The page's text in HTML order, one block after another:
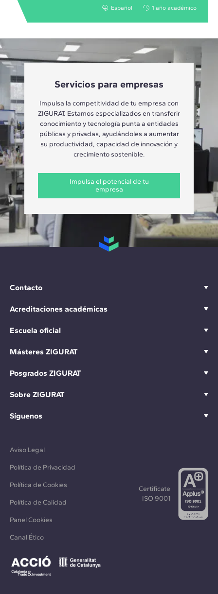
Español 1 año académico
Servicios para empresas
Impulsa la competitividad de tu empresa con
ZIGURAT. Estamos especializados en transferir
conocimiento y tecnología punta a entidades
públicas y privadas, ayudándoles a aumentar
su productividad, capacidad de innovación y
crecimiento sostenible.
Impulsa el potencial de tu
empresa
Contacto
Acreditaciones académicas
Escuela oficial
Másteres ZIGURAT
Posgrados ZIGURAT
Sobre ZIGURAT
Síguenos
Aviso Legal
Política de Privacidad
Política de Cookies
Política de Calidad
Panel Cookies
Canal Ético
Certificate
ISO 9001